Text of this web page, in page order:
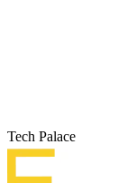
Tech Palace